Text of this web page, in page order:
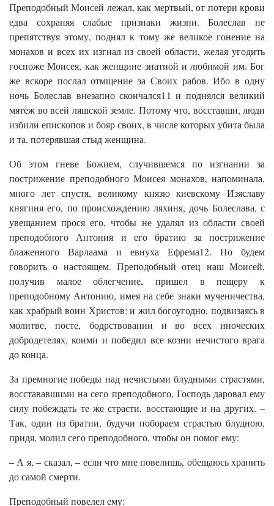
Преподобный Моисей лежал, как мертвый, от потери крови
едва сохраняя слабые признаки жизни. Болеслав не
препятствуя этому, поднял к тому же великое гонение на
монахов и всех их изгнал из своей области, желая угодить
госпоже Моисея, как женщине знатной и любимой им. Бог
же вскоре послал отмщение за Своих рабов. Ибо в одну
ночь Болеслав внезапно скончался11 и поднялся великий
мятеж во всей ляшской земле. Потому что, восставши, люди
избили епископов и бояр своих, в числе которых убита была
и та, потерявшая стыд женщина.
Об этом гневе Божием, случившемся по изгнании за
пострижение преподобного Моисея монахов, напоминала,
много лет спустя, великому князю киевскому Изяславу
княгиня его, по происхождению ляхиня, дочь Болеслава, с
увещанием прося его, чтобы не удалял из области своей
преподобного Антония и его братию за пострижение
блаженного Варлаама и евнуха Ефрема12. Но будем
говорить о настоящем. Преподобный отец наш Моисей,
получив малое облегчение, пришел в пещеру к
преподобному Антонию, имея на себе знаки мученичества,
как храбрый воин Христов: и жил богоугодно, подвизаясь в
молитве, посте, бодрствовании и во всех иноческих
добродетелях, коими и победил все козни нечистого врага
до конца.
За премногие победы над нечистыми блудными страстями,
восстававшими на сего преподобного, Господь даровал ему
силу побеждать те же страсти, восстающие и на других. –
Так, один из братии, будучи побораем страстью блудною,
придя, молил сего преподобного, чтобы он помог ему:
– А я, – сказал, – если что мне повелишь, обещаюсь хранить
до самой смерти.
Преподобный повелел ему: